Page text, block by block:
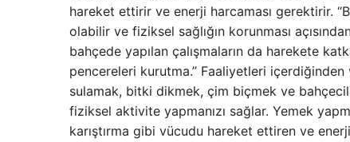
hareket ettirir ve enerji harcaması gerektirir.
olabilir ve fiziksel sağlığın korunması
bahçede yapılan çalışmaların da harekete
pencereleri kurutma.” Faaliyetleri içerdiğinden
sulamak, bitki dikmek, çim biçmek ve
fiziksel aktivite yapmanızı sağlar. Yemek
karıştırma gibi vücudu hareket ettiren ve